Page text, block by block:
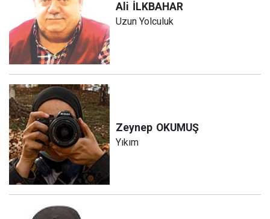
Ali İLKBAHAR
Uzun Yolculuk
Zeynep OKUMUŞ
Yıkım